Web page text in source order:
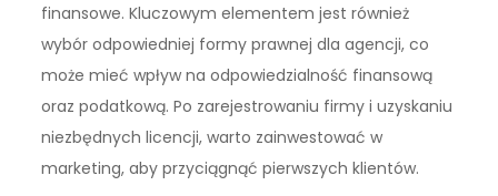
finansowe. Kluczowym elementem jest również
wybór odpowiedniej formy prawnej dla agencji, co
może mieć wpływ na odpowiedzialność finansową
oraz podatkową. Po zarejestrowaniu firmy i uzyskaniu
niezbędnych licencji, warto zainwestować w
marketing, aby przyciągnąć pierwszych klientów.